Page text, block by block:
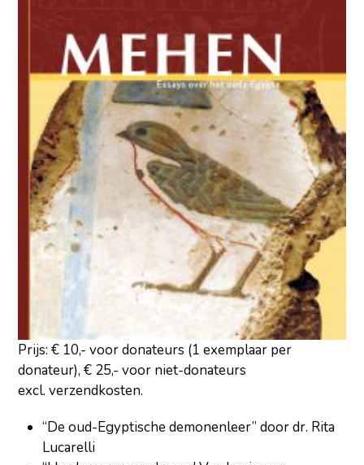
Prijs: € 10,- voor donateurs (1 exemplaar per
donateur), € 25,- voor niet-donateurs
excl. verzendkosten.
“De oud-Egyptische demonenleer” door dr. Rita
Lucarelli